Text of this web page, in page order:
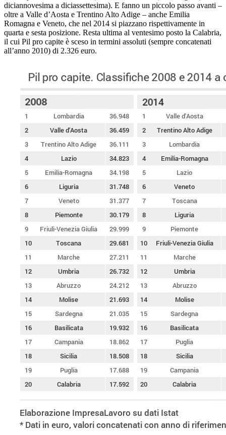
diciannovesima a diciassettesima). E fanno un piccolo passo avanti –
oltre a Valle d’Aosta e Trentino Alto Adige – anche Emilia
Romagna e Veneto, che nel 2014 si piazzano rispettivamente in
quarta e sesta posizione. Resta ultima al ventesimo posto la Calabria,
il cui Pil pro capite è sceso in termini assoluti (sempre concatenati
all’anno 2010) di 2.326 euro.